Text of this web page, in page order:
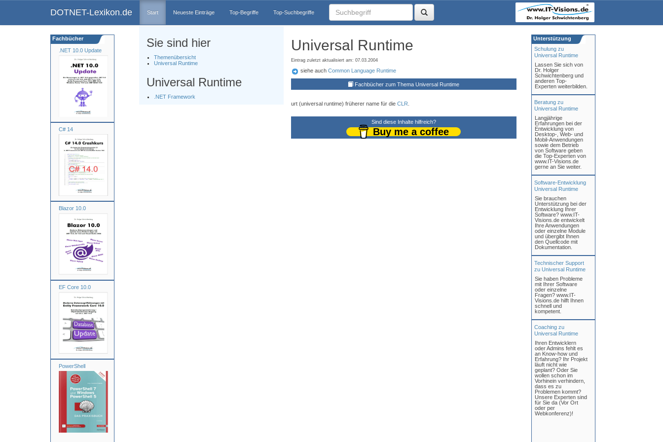
DOTNET-Lexikon.de Start Neueste Einträge Top-Begriffe Top-Suchbegriffe
.NET 10.0 Update
C# 14
Blazor 10.0
EF Core 10.0
PowerShell
Fachbücher Sie sind hier
Themenübersicht
Universal Runtime
Universal Runtime
.NET Framework
Universal Runtime
Eintrag zuletzt aktualisiert am: 07.03.2004
siehe auch Common Language Runtime
Fachbücher zum Thema Universal Runtime
urt (universal runtime) früherer name für die CLR
Sind diese Inhalte hilfreich?
Buy me a coffee
Schulung zu
Universal Runtime
Lassen Sie sich von
Dr. Holger
Schwichtenberg und
anderen Top-
Experten weiterbilden.
Beratung zu
Universal Runtime
Langjährige
Erfahrungen bei der
Entwicklung von
Desktop-, Web- und
Mobil-Anwendungen
sowie dem Betrieb
von Software geben
die Top-Experten von
www.IT-Visions.de
gerne an Sie weiter.
Software-Entwicklung
Universal Runtime
Sie brauchen
Unterstützung bei der
Entwicklung Ihrer
Software? www.IT-
Visions.de entwickelt
Ihre Anwendungen
oder einzelne Module
und übergibt Ihnen
den Quellcode mit
Dokumentation.
Technischer Support
zu Universal Runtime
Sie haben Probleme
mit Ihrer Software
oder einzelne
Fragen? www.IT-
Visions.de hilft Ihnen
schnell und
kompetent.
Coaching zu
Universal Runtime
Ihren Entwicklern
oder Admins fehlt es
an Know-how und
Erfahrung? Ihr Projekt
läuft nicht wie
geplant? Oder Sie
wollen schon im
Vorhinein verhindern,
dass es zu
Problemen kommt?
Unsere Experten sind
für Sie da (Vor Ort
oder per
Webkonferenz)!
Unterstützung